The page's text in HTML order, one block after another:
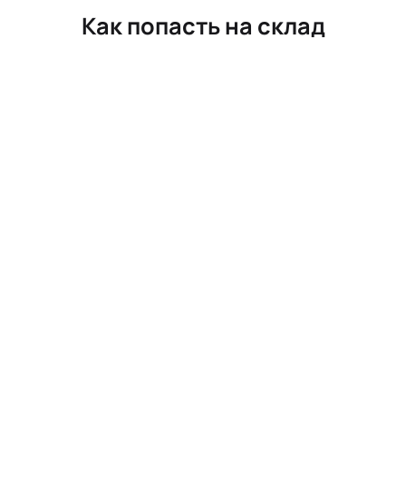
Как попасть на склад